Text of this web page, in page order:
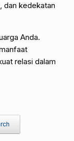
dan kedekatan
Anda.
relasi dalam